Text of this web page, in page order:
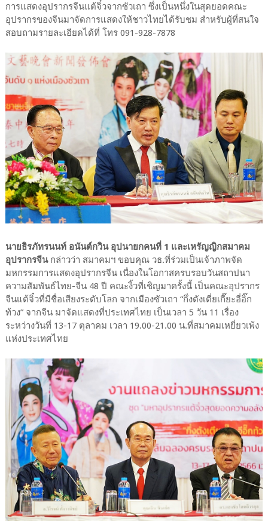
การแสดงอุปรากรจีนแต้จิ๋วจากซัวเถา ซึ่งเป็นหนึ่งในสุดยอดคณะ
อุปรากรของจีนมาจัดการแสดงให้ชาวไทยได้รับชม สำหรับผู้ที่สนใจ
สอบถามรายละเอียดได้ที่ โทร 091-928-7878
นายธิรภัทรนนท์ อนันต์กวิน อุปนายกคนที่ 1 และเหรัญญิกสมาคม
อุปรากรจีนกล่าวว่า สมาคมฯ ขอบคุณ วธ.ที่ร่วมเป็นเจ้าภาพจัด
มหกรรมการแสดงอุปรากรจีน เนื่องในโอกาสครบรอบวันสถาปนา
ความสัมพันธ์ไทย-จีน 48 ปี คณะงิ้วที่เชิญมาครั้งนี้ เป็นคณะอุปรากร
จีนแต้จิ๋วที่มีชื่อเสียงระดับโลก จากเมืองซัวเถา “กึ่งตังเตี่ยเกี๊ยะอี่อิ๊ก
ท้วง” จากจีน มาจัดแสดงที่ประเทศไทย เป็นเวลา 5 วัน 11 เรื่อง
ระหว่างวันที่ 13-17 ตุลาคม เวลา 19.00-21.00 น.ที่สมาคมเหยี่ยวเพ้ง
แห่งประเทศไทย